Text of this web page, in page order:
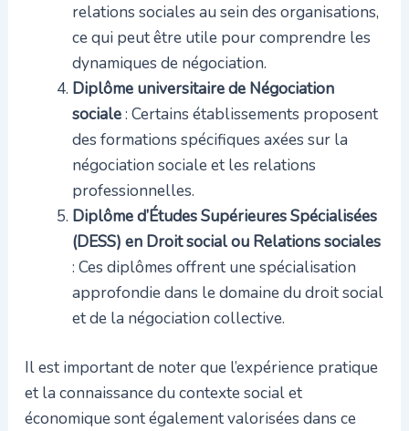
relations sociales au sein des organisations,
ce qui peut être utile pour comprendre les
dynamiques de négociation.
Diplôme universitaire de Négociation
sociale: Certains établissements proposent
des formations spécifiques axées sur la
négociation sociale et les relations
professionnelles.
Diplôme d’Études Supérieures Spécialisées
(DESS) en Droit social ou Relations sociales
: Ces diplômes offrent une spécialisation
approfondie dans le domaine du droit social
et de la négociation collective.
Il est important de noter que l’expérience pratique
et la connaissance du contexte social et
économique sont également valorisées dans ce